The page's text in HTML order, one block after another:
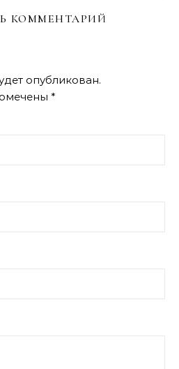
КОММЕНТАРИЙ
опубликован.
*